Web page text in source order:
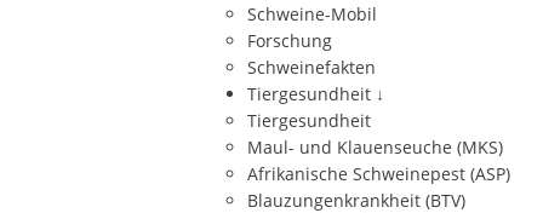
Schweine-Mobil
Forschung
Schweinefakten
Tiergesundheit ↓
Tiergesundheit
Maul- und Klauenseuche (MKS)
Afrikanische Schweinepest (ASP)
Blauzungenkrankheit (BTV)